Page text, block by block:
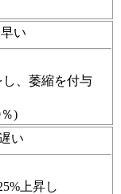
い
、萎縮を付与
)
い
上昇し